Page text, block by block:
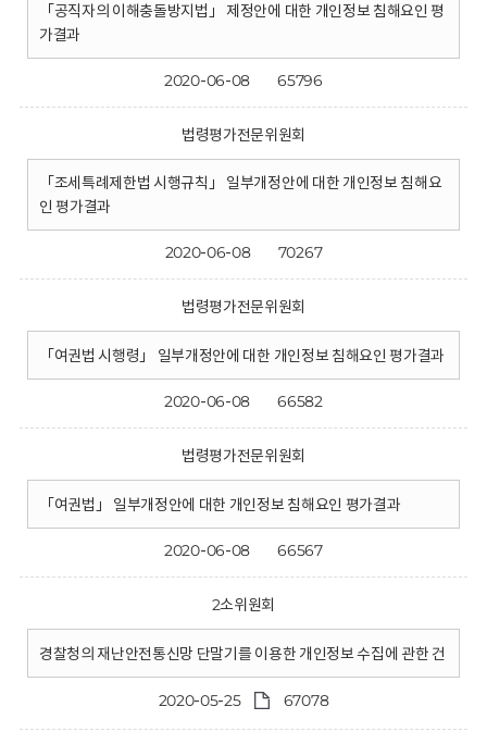
「공직자의 이해충돌방지법」 제정안에 대한 개인정보 침해요인 평
가결과
2020-06-08 65796
법령평가전문위원회
「조세특례제한법 시행규칙」 일부개정안에 대한 개인정보 침해요
인 평가결과
2020-06-08 70267
법령평가전문위원회
「여권법 시행령」 일부개정안에 대한 개인정보 침해요인 평가결과
2020-06-08 66582
법령평가전문위원회
「여권법」 일부개정안에 대한 개인정보 침해요인 평가결과
2020-06-08 66567
2소위원회
경찰청의 재난안전통신망 단말기를 이용한 개인정보 수집에 관한 건
2020-05-25 67078